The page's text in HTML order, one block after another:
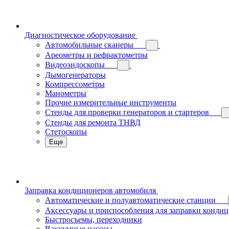
Диагностическое оборудование
Автомобильные сканеры
Ареометры и рефрактометры
Видеоэндоскопы
Дымогенераторы
Компрессометры
Манометры
Прочие измерительные инструменты
Стенды для проверки генераторов и стартеров
Стенды для ремонта ТНВД
Стетоскопы
Еще
Заправка кондиционеров автомобиля
Автоматические и полуавтоматические станции
Аксессуары и приспособления для заправки
Быстросъемы, переходники